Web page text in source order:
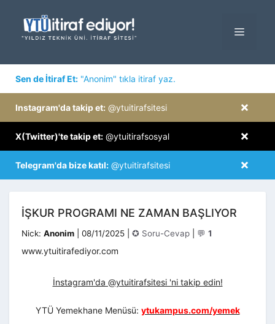
MENÜ
Sen de İtiraf Et: "Anonim" tıkla itiraf yaz.
×
Instagram'da takip et: @ytuitirafsitesi
×
X(Twitter)'te takip et: @ytuitirafsosyal
×
Telegram'da bize katıl: @ytuitirafsitesi
İŞKUR PROGRAMI NE ZAMAN BAŞLIYOR
Nick: Anonim 08/11/2025 Kategoriler
✪ Soru-Cevap 💬 1
www.ytuitirafediyor.com
İnstagram'da @ytuitirafsitesi 'ni takip edin!
YTÜ Yemekhane Menüsü: ytukampus.com/yemek